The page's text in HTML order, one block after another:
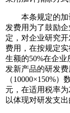
本条规定的加
发费用为了鼓励
定，对企业研究
费用，在按规定
生额的50%在企
发新产品的研发
（10000×150%
元，在适用税率为
以体现对研发支出